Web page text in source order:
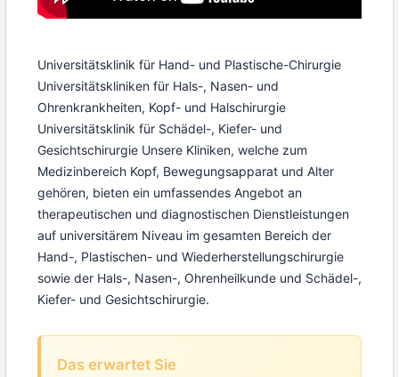
Universitätsklinik für Hand- und Plastische-Chirurgie
Universitätskliniken für Hals-, Nasen- und
Ohrenkrankheiten, Kopf- und Halschirurgie
Universitätsklinik für Schädel-, Kiefer- und
Gesichtschirurgie Unsere Kliniken, welche zum
Medizinbereich Kopf, Bewegungsapparat und Alter
gehören, bieten ein umfassendes Angebot an
therapeutischen und diagnostischen Dienstleistungen
auf universitärem Niveau im gesamten Bereich der
Hand-, Plastischen- und Wiederherstellungschirurgie
sowie der Hals-, Nasen-, Ohrenheilkunde und Schädel-,
Kiefer- und Gesichtschirurgie.
Das erwartet Sie